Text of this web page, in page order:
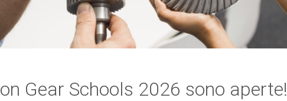
Gear Schools 2026 sono aperte!